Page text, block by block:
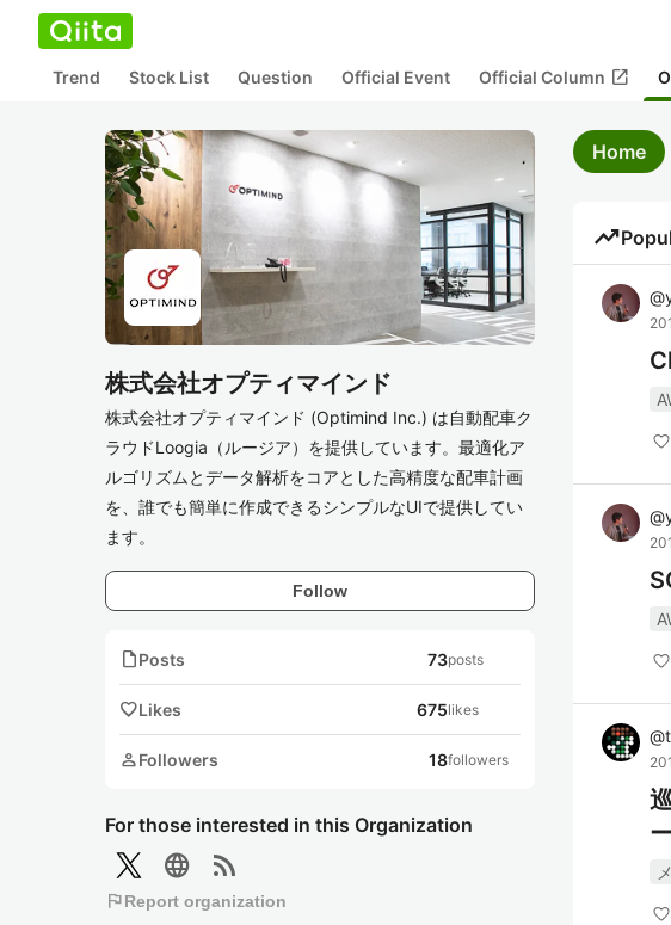
Trend Stock List Question Official Event Official Column open_in_new
株式会社オプティマインド
株式会社オプティマインド (Optimind Inc.) は自動配車ク
ラウドLoogia（ルージア）を提供しています。最適化ア
ルゴリズムとデータ解析をコアとした高精度な配車計画
を、誰でも簡単に作成できるシンプルなUIで提供してい
ます。
Follow
notePosts 73posts
favoriteLikes 675likes
personFollowers 18followers
For those interested in this Organization
language rss_feed
flagReport organization
Home
trending_up
@
@
@